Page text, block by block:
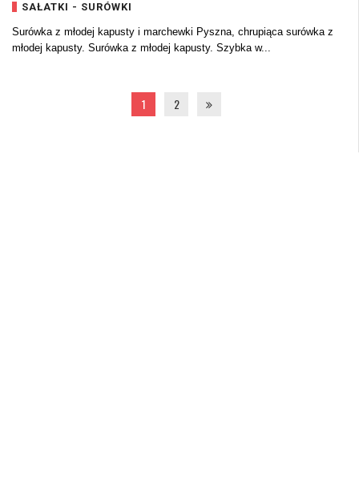
SAŁATKI - SURÓWKI
Surówka z młodej kapusty i marchewki Pyszna, chrupiąca surówka z
młodej kapusty. Surówka z młodej kapusty. Szybka w...
1 2